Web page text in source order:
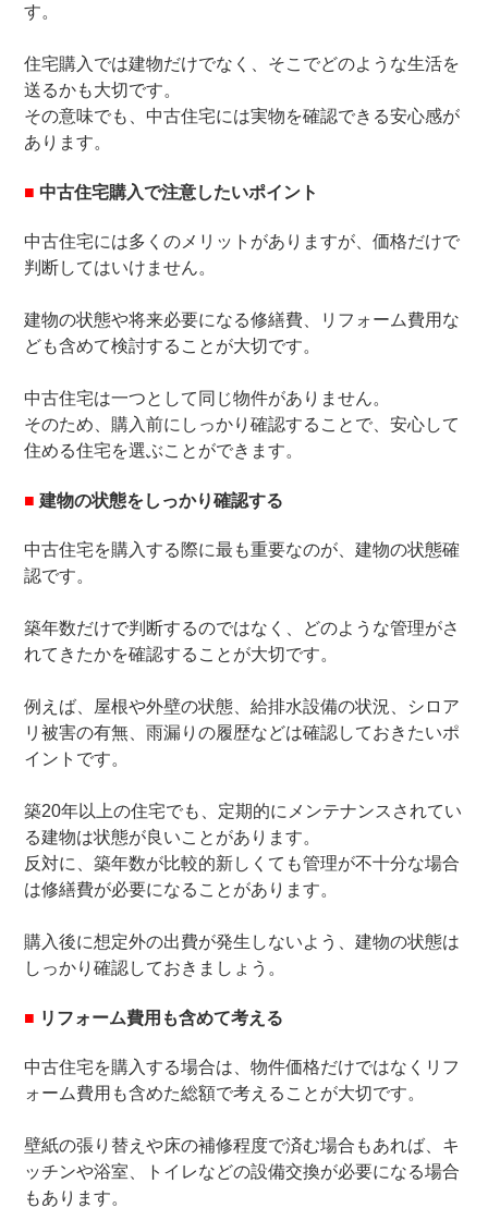
す。
住宅購入では建物だけでなく、そこでどのような生活を
送るかも大切です。
その意味でも、中古住宅には実物を確認できる安心感が
あります。
■ 中古住宅購入で注意したいポイント
中古住宅には多くのメリットがありますが、価格だけで
判断してはいけません。
建物の状態や将来必要になる修繕費、リフォーム費用な
ども含めて検討することが大切です。
中古住宅は一つとして同じ物件がありません。
そのため、購入前にしっかり確認することで、安心して
住める住宅を選ぶことができます。
■ 建物の状態をしっかり確認する
中古住宅を購入する際に最も重要なのが、建物の状態確
認です。
築年数だけで判断するのではなく、どのような管理がさ
れてきたかを確認することが大切です。
例えば、屋根や外壁の状態、給排水設備の状況、シロア
リ被害の有無、雨漏りの履歴などは確認しておきたいポ
イントです。
築20年以上の住宅でも、定期的にメンテナンスされてい
る建物は状態が良いことがあります。
反対に、築年数が比較的新しくても管理が不十分な場合
は修繕費が必要になることがあります。
購入後に想定外の出費が発生しないよう、建物の状態は
しっかり確認しておきましょう。
■ リフォーム費用も含めて考える
中古住宅を購入する場合は、物件価格だけではなくリフ
ォーム費用も含めた総額で考えることが大切です。
壁紙の張り替えや床の補修程度で済む場合もあれば、キ
ッチンや浴室、トイレなどの設備交換が必要になる場合
もあります。